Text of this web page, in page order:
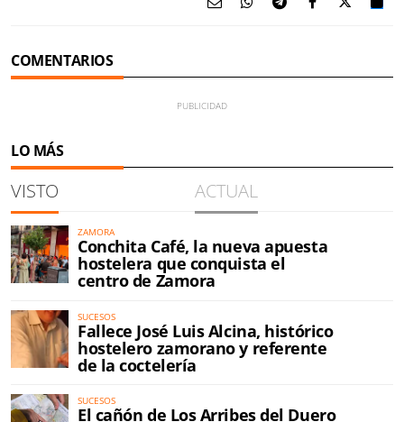
COMENTARIOS
LO MÁS
VISTO ACTUAL
ZAMORA
Conchita Café, la nueva apuesta
hostelera que conquista el
centro de Zamora
SUCESOS
Fallece José Luis Alcina, histórico
hostelero zamorano y referente
de la coctelería
SUCESOS
El cañón de Los Arribes del Duero